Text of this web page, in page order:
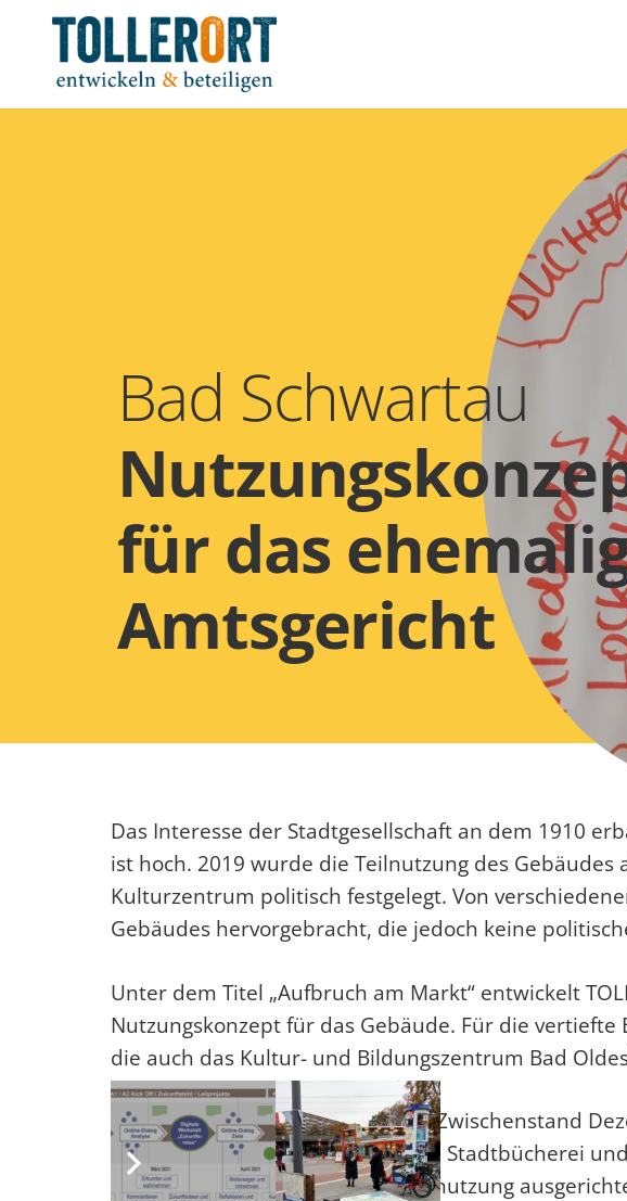
Bad Schwartau
für das
Amtsgericht
Das Interesse der Stadtgesellschaft an dem 1910
ist hoch. 2019 wurde die Teilnutzung des
Kulturzentrum politisch festgelegt. Von
Gebäudes hervorgebracht, die jedoch keine
Unter dem Titel „Aufbruch am Markt“ entwickelt
Nutzungskonzept für das Gebäude. Für die
die auch das Kultur- und Bildungszentrum Bad
Das Nutzungskonzept sieht – mit Zwischenstand
neben einem neuen Museum, die Stadtbücherei
und Vereine finden auf Mehrfachnutzung